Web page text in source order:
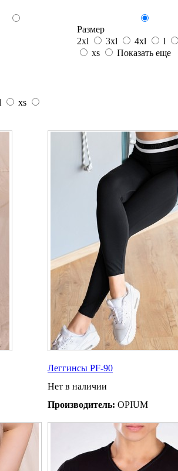
xs
Размер
2xl
3xl 4xl l
xs
Показать еще
Леггинсы PF-90
Нет в наличии
Производитель: OPIUM